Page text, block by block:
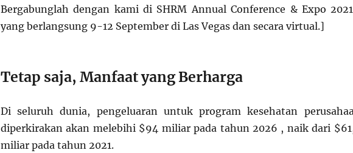
Bergabunglah dengan kami di SHRM Annual Conference & Expo
yang berlangsung 9-12 September di Las Vegas dan secara virtual.]
Tetap saja, Manfaat yang Berharga
Di seluruh dunia, pengeluaran untuk program kesehatan
diperkirakan akan melebihi $94 miliar pada tahun 2026 , naik dari
miliar pada tahun 2021.